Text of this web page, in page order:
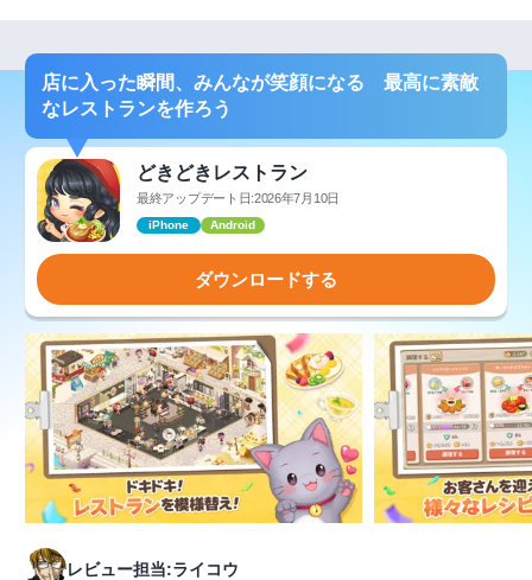
店に入った瞬間、みんなが笑顔になる 最高に素敵
なレストランを作ろう
どきどきレストラン
最終アップデート日:2026年7月10日
iPhone Android
ダウンロードする
レビュー担当:ライコウ